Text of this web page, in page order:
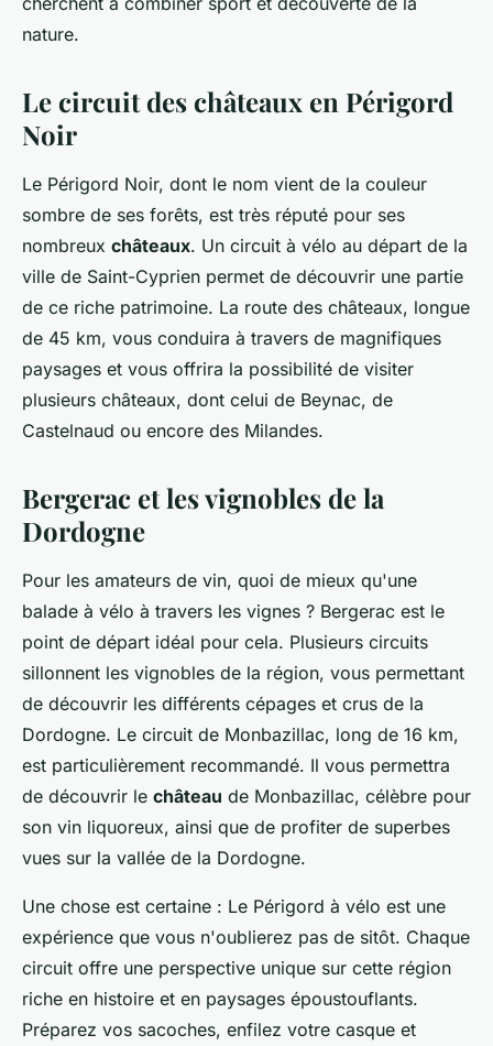
nature.
Le circuit des châteaux en Périgord
Noir
Le Périgord Noir, dont le nom vient de la couleur
sombre de ses forêts, est très réputé pour ses
nombreux châteaux. Un circuit à vélo au départ de la
ville de Saint-Cyprien permet de découvrir une partie
de ce riche patrimoine. La route des châteaux, longue
de 45 km, vous conduira à travers de magnifiques
paysages et vous offrira la possibilité de visiter
plusieurs châteaux, dont celui de Beynac, de
Castelnaud ou encore des Milandes.
Bergerac et les vignobles de la
Dordogne
Pour les amateurs de vin, quoi de mieux qu'une
balade à vélo à travers les vignes ? Bergerac est le
point de départ idéal pour cela. Plusieurs circuits
sillonnent les vignobles de la région, vous permettant
de découvrir les différents cépages et crus de la
Dordogne. Le circuit de Monbazillac, long de 16 km,
est particulièrement recommandé. Il vous permettra
de découvrir le château de Monbazillac, célèbre pour
son vin liquoreux, ainsi que de profiter de superbes
vues sur la vallée de la Dordogne.
Une chose est certaine : Le Périgord à vélo est une
expérience que vous n'oublierez pas de sitôt. Chaque
circuit offre une perspective unique sur cette région
riche en histoire et en paysages époustouflants.
Préparez vos sacoches, enfilez votre casque et